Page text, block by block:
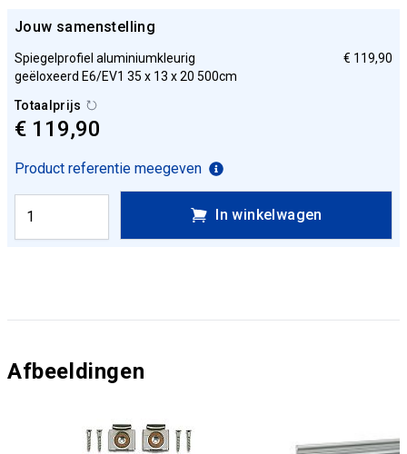
Jouw samenstelling
Spiegelprofiel aluminiumkleurig
geëloxeerd E6/EV1 35 x 13 x 20 500cm
€ 119,90
Totaalprijs
€ 119,90
Product referentie meegeven
In winkelwagen
Afbeeldingen